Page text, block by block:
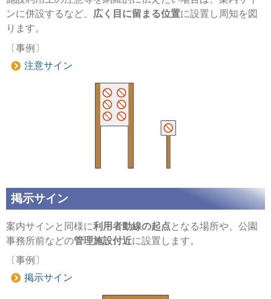
ンに併設するなど、
広く目に留まる位置に設置し周知を図
ります。
〔事例〕
注意サイン
掲示サイン
案内サインと同様に利用者動線の起点 となる場所や、公園
事務所前などの管理施設付近に設置します。
〔事例〕
掲示サイン